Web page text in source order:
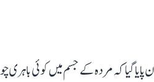
گیا کہ مردہ کے جسم میں کوئی